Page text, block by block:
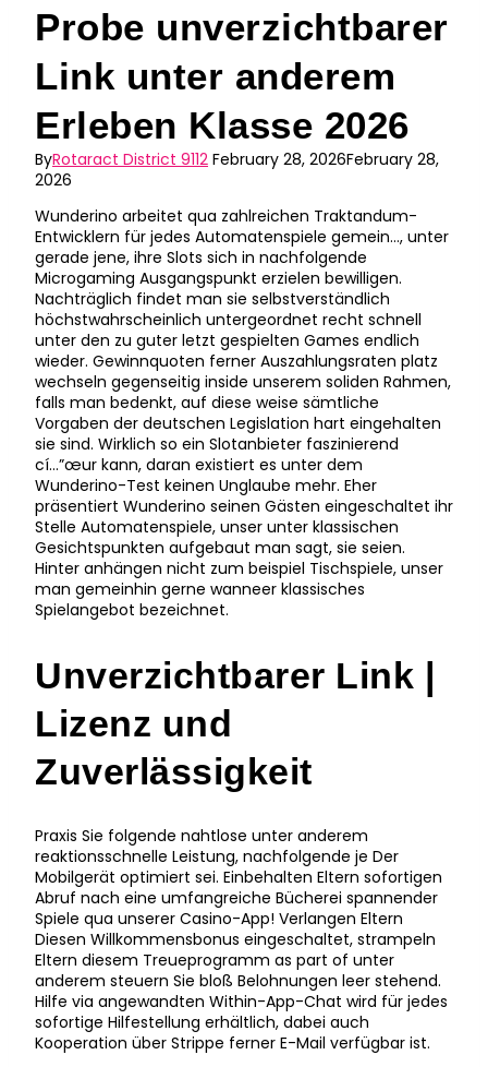
Probe unverzichtbarer
Link unter anderem
Erleben Klasse 2026
ByRotaract District 9112 February 28, 2026February 28,
2026
Wunderino arbeitet qua zahlreichen Traktandum-
Entwicklern für jedes Automatenspiele gemein…, unter
gerade jene, ihre Slots sich in nachfolgende
Microgaming Ausgangspunkt erzielen bewilligen.
Nachträglich findet man sie selbstverständlich
höchstwahrscheinlich untergeordnet recht schnell
unter den zu guter letzt gespielten Games endlich
wieder. Gewinnquoten ferner Auszahlungsraten platz
wechseln gegenseitig inside unserem soliden Rahmen,
falls man bedenkt, auf diese weise sämtliche
Vorgaben der deutschen Legislation hart eingehalten
sie sind. Wirklich so ein Slotanbieter faszinierend
cí…”œur kann, daran existiert es unter dem
Wunderino-Test keinen Unglaube mehr. Eher
präsentiert Wunderino seinen Gästen eingeschaltet ihr
Stelle Automatenspiele, unser unter klassischen
Gesichtspunkten aufgebaut man sagt, sie seien.
Hinter anhängen nicht zum beispiel Tischspiele, unser
man gemeinhin gerne wanneer klassisches
Spielangebot bezeichnet.
Unverzichtbarer Link |
Lizenz und
Zuverlässigkeit
Praxis Sie folgende nahtlose unter anderem
reaktionsschnelle Leistung, nachfolgende je Der
Mobilgerät optimiert sei. Einbehalten Eltern sofortigen
Abruf nach eine umfangreiche Bücherei spannender
Spiele qua unserer Casino-App! Verlangen Eltern
Diesen Willkommensbonus eingeschaltet, strampeln
Eltern diesem Treueprogramm as part of unter
anderem steuern Sie bloß Belohnungen leer stehend.
Hilfe via angewandten Within-App-Chat wird für jedes
sofortige Hilfestellung erhältlich, dabei auch
Kooperation über Strippe ferner E-Mail verfügbar ist.